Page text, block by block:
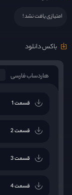
امتیازی یافت نشد !
باکس دانلود
هاردساب فارسی
قسمت 1
قسمت 2
قسمت 3
قسمت 4